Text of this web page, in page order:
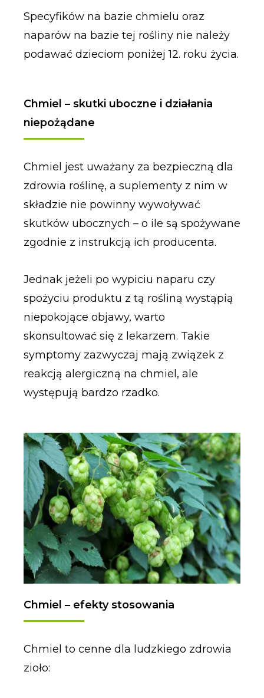
Specyfików na bazie chmielu oraz
naparów na bazie tej rośliny nie należy
podawać dzieciom poniżej 12. roku życia.
Chmiel – skutki uboczne i działania
niepożądane
Chmiel jest uważany za bezpieczną dla
zdrowia roślinę, a suplementy z nim w
składzie nie powinny wywoływać
skutków ubocznych – o ile są spożywane
zgodnie z instrukcją ich producenta.
Jednak jeżeli po wypiciu naparu czy
spożyciu produktu z tą rośliną wystąpią
niepokojące objawy, warto
skonsultować się z lekarzem. Takie
symptomy zazwyczaj mają związek z
reakcją alergiczną na chmiel, ale
występują bardzo rzadko.
Chmiel – efekty stosowania
Chmiel to cenne dla ludzkiego zdrowia
zioło: